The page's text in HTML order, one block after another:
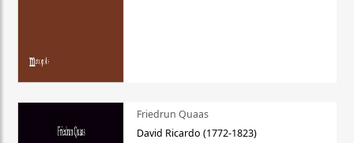
Friedrun Quaas
David Ricardo (1772-1823)